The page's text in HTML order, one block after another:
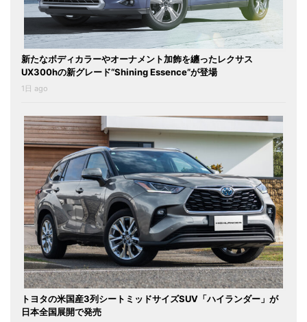
新たなボディカラーやオーナメント加飾を纏ったレクサス
UX300hの新グレード“Shining Essence”が登場
1日 ago
トヨタの米国産3列シートミッドサイズSUV「ハイランダー」が
日本全国展開で発売